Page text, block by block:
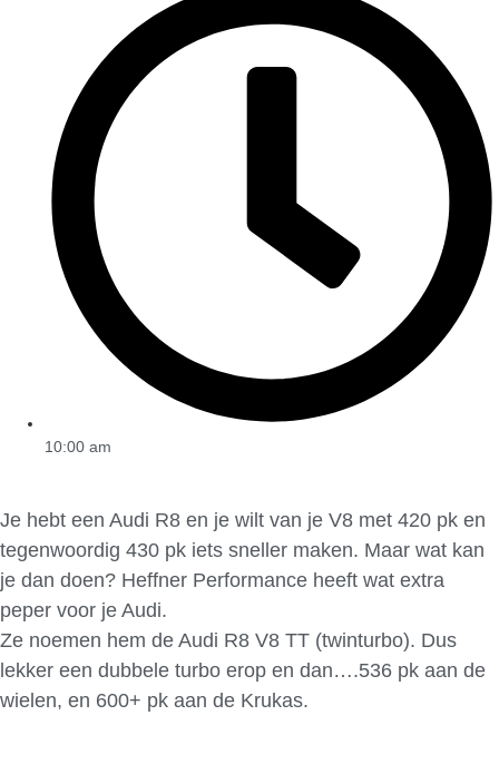
10:00 am
Je hebt een Audi R8 en je wilt van je V8 met 420 pk en
tegenwoordig 430 pk iets sneller maken. Maar wat kan
je dan doen? Heffner Performance heeft wat extra
peper voor je Audi.
Ze noemen hem de Audi R8 V8 TT (twinturbo). Dus
lekker een dubbele turbo erop en dan….536 pk aan de
wielen, en 600+ pk aan de Krukas.